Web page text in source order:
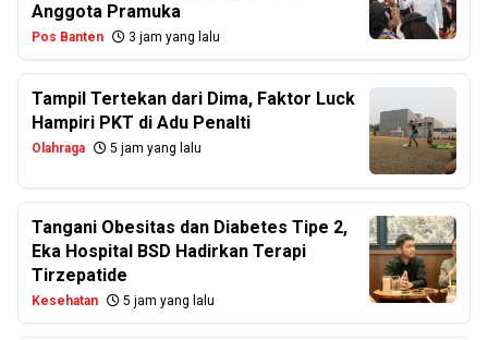
Anggota Pramuka
Pos Banten 3 jam yang lalu
Tampil Tertekan dari Dima, Faktor Luck
Hampiri PKT di Adu Penalti
Olahraga 5 jam yang lalu
Tangani Obesitas dan Diabetes Tipe 2,
Eka Hospital BSD Hadirkan Terapi
Tirzepatide
Kesehatan 5 jam yang lalu